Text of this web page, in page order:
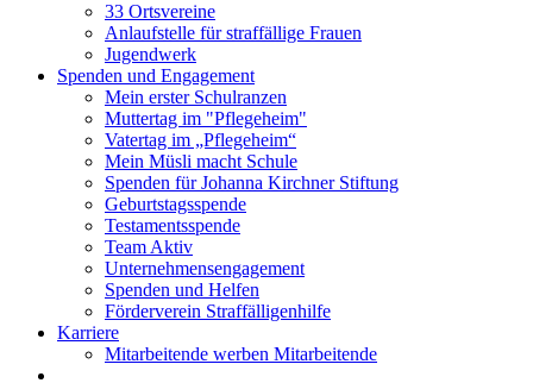
33 Ortsvereine
Anlaufstelle für straffällige Frauen
Jugendwerk
Spenden und Engagement
Mein erster Schulranzen
Muttertag im "Pflegeheim"
Vatertag im „Pflegeheim“
Mein Müsli macht Schule
Spenden für Johanna Kirchner Stiftung
Geburtstagsspende
Testamentsspende
Team Aktiv
Unternehmensengagement
Spenden und Helfen
Förderverein Straffälligenhilfe
Karriere
Mitarbeitende werben Mitarbeitende